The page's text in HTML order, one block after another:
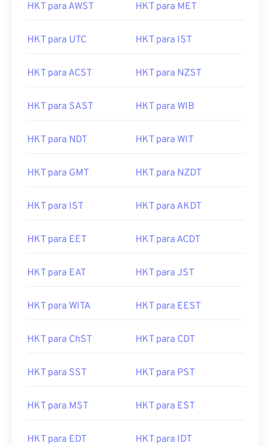
HKT para AWST HKT para MET
HKT para UTC HKT para IST
HKT para ACST HKT para NZST
HKT para SAST HKT para WIB
HKT para NDT HKT para WIT
HKT para GMT HKT para NZDT
HKT para IST HKT para AKDT
HKT para EET HKT para ACDT
HKT para EAT HKT para JST
HKT para WITA HKT para EEST
HKT para ChST HKT para CDT
HKT para SST HKT para PST
HKT para MST HKT para EST
HKT para EDT HKT para IDT